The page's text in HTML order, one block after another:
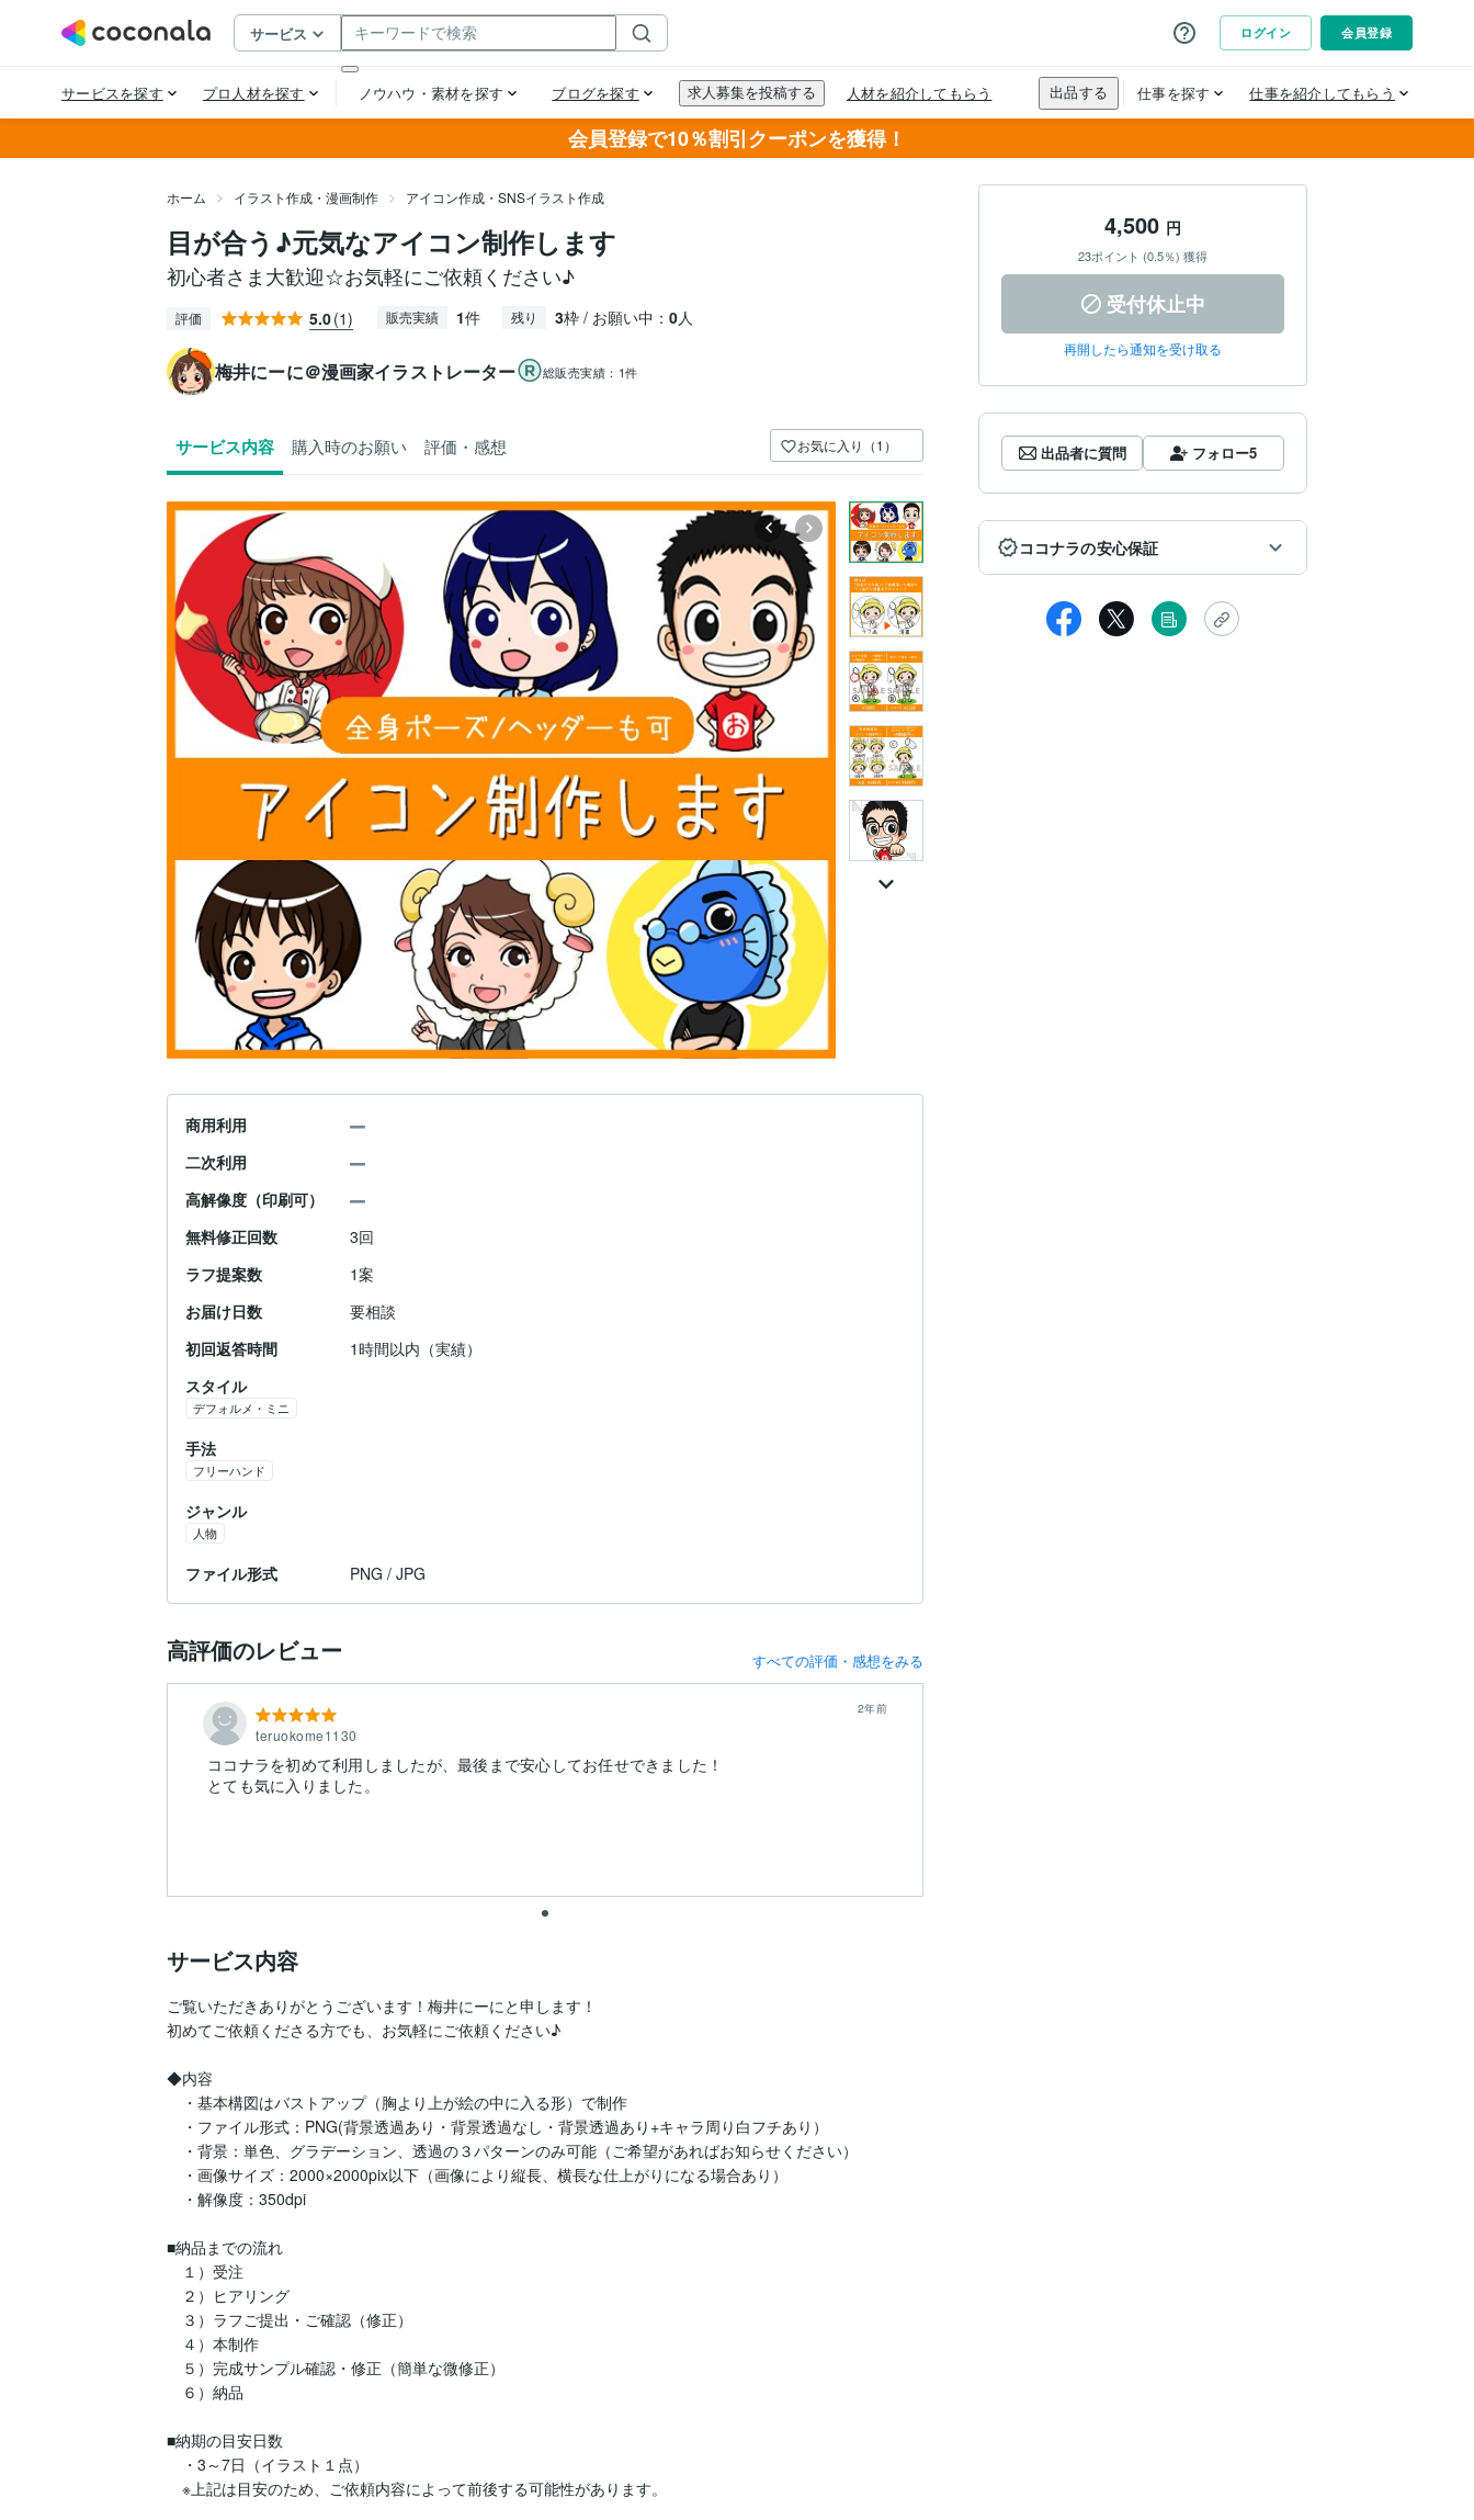
会員登録で10％割引クーポンを獲得！
ホーム イラスト作成・漫画制作 アイコン作成・SNSイラスト作成
目が合う♪元気なアイコン制作します
初心者さま大歓迎☆お気軽にご依頼ください♪
評価 5.0(1) 販売実績 1件 残り 3枠 / お願い中： 0人
梅井にーに＠漫画家イラストレーター 総販売実績： 1件
サービス内容 購入時のお願い 評価・感想 お気に入り（1）
商用利用
二次利用
高解像度（印刷可）
無料修正回数
3回
ラフ提案数
1案
お届け日数
要相談
初回返答時間
1時間以内（実績）
スタイル
デフォルメ・ミニ
手法
フリーハンド
ジャンル
人物
ファイル形式 PNG / JPG
高評価のレビュー すべての評価・感想をみる
teruokome1130
2年前
ココナラを初めて利用しましたが、最後まで安心してお任せできました！
とても気に入りました。
サービス内容
ご覧いただきありがとうございます！梅井にーにと申します！
初めてご依頼くださる方でも、お気軽にご依頼ください♪
◆内容
・基本構図はバストアップ（胸より上が絵の中に入る形）で制作
・ファイル形式：PNG(背景透過あり・背景透過なし・背景透過あり+キャラ周り白フチあり）
・背景：単色、グラデーション、透過の３パターンのみ可能（ご希望があればお知らせください）
・画像サイズ：2000×2000pix以下（画像により縦長、横長な仕上がりになる場合あり）
・解像度：350dpi
■納品までの流れ
１）受注
２）ヒアリング
３）ラフご提出・ご確認（修正）
４）本制作
５）完成サンプル確認・修正（簡単な微修正）
６）納品
■納期の目安日数
・3～7日（イラスト１点）
※上記は目安のため、ご依頼内容によって前後する可能性があります。
4,500 円
23ポイント (0.5％) 獲得
受付休止中
再開したら通知を受け取る
出品者に質問 フォロー5
ココナラの安心保証